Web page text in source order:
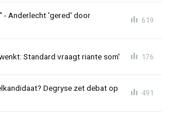
- Anderlecht 'gered' door
619
Standard vraagt riante som' 176
Degryse zet debat op
491